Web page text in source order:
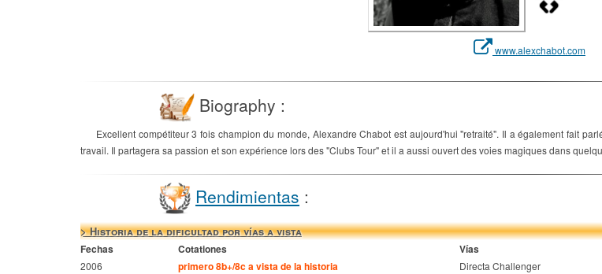
www.alexchabot.com
Biography :
Excellent compétiteur 3 fois champion du monde, Alexandre Chabot est aujourd'hui "retraité". Il a également fait
travail. Il partagera sa passion et son expérience lors des "Clubs Tour" et il a aussi ouvert des voies magiques dans
Rendimientas :
> Historia de la dificultad por vías a vista
Fechas Cotationes Vías
2006 primero 8b+/8c a vista de la historia Directa Challenger